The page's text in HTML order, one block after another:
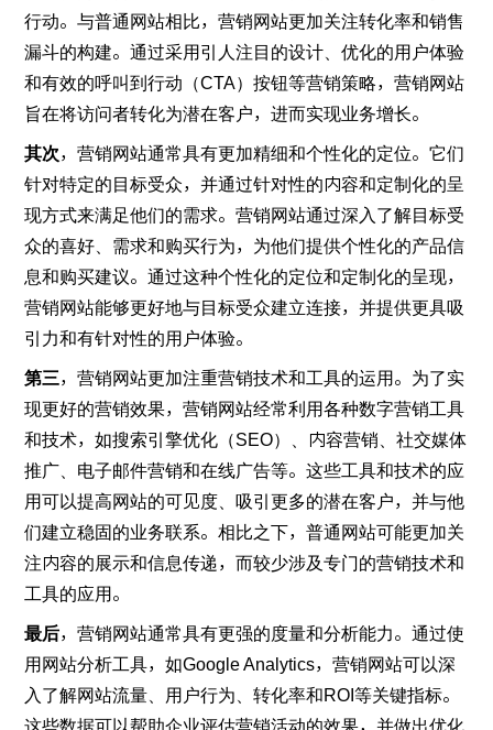
行动。与普通网站相比，营销网站更加关注转化率和销售
漏斗的构建。通过采用引人注目的设计、优化的用户体验
和有效的呼叫到行动（CTA）按钮等营销策略，营销网站
旨在将访问者转化为潜在客户，进而实现业务增长。
其次，营销网站通常具有更加精细和个性化的定位。它们
针对特定的目标受众，并通过针对性的内容和定制化的呈
现方式来满足他们的需求。营销网站通过深入了解目标受
众的喜好、需求和购买行为，为他们提供个性化的产品信
息和购买建议。通过这种个性化的定位和定制化的呈现，
营销网站能够更好地与目标受众建立连接，并提供更具吸
引力和有针对性的用户体验。
第三，营销网站更加注重营销技术和工具的运用。为了实
现更好的营销效果，营销网站经常利用各种数字营销工具
和技术，如搜索引擎优化（SEO）、内容营销、社交媒体
推广、电子邮件营销和在线广告等。这些工具和技术的应
用可以提高网站的可见度、吸引更多的潜在客户，并与他
们建立稳固的业务联系。相比之下，普通网站可能更加关
注内容的展示和信息传递，而较少涉及专门的营销技术和
工具的应用。
最后，营销网站通常具有更强的度量和分析能力。通过使
用网站分析工具，如Google Analytics，营销网站可以深
入了解网站流量、用户行为、转化率和ROI等关键指标。
这些数据可以帮助企业评估营销活动的效果，并做出优化